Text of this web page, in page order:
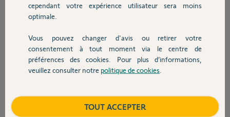
Devis avec un pro
Contact
https://forum.somfy.fr/questions/3741119-contacter-sav-chat-suite-
commande
JACKY M. il y a environ 2 mois
done pas de réponse .Cordialement
cependant votre expérience utilisateur sera moins
optimale.
Vous pouvez changer d'avis ou retirer votre
consentement à tout moment via le centre de
préférences des cookies. Pour plus d’informations,
veuillez consulter notre politique de cookies
TOUT ACCEPTER